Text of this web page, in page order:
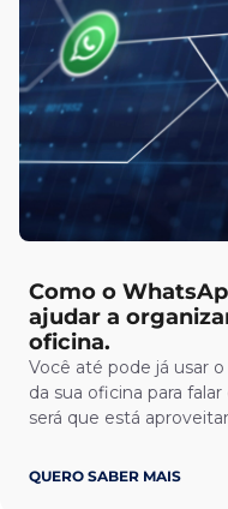
Como o
ajudar a
oficina.
Você até pode já usar
da sua oficina para
será que está
QUERO SABER MAIS